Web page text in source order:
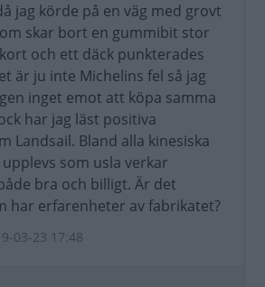
jag körde på en väg med grovt
skar bort en gummibit stor
och ett däck punkterades
är ju inte Michelins fel så jag
inget emot att köpa samma
har jag läst positiva
Landsail. Bland alla kinesiska
som usla verkar
bra och billigt. Är det
har erfarenheter av fabrikatet?
03-23 17:48